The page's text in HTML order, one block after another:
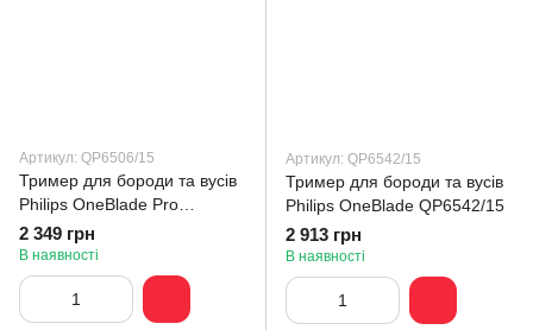
Артикул: QP6506/15
Тример для бороди та вусів
Philips OneBlade Pro
QP6506/15
2 349 грн
В наявності
Артикул: QP6542/15
Тример для бороди та вусів
Philips OneBlade QP6542/15
2 913 грн
В наявності